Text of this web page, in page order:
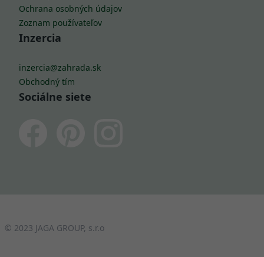
Ochrana osobných údajov
Zoznam používateľov
Inzercia
inzercia@zahrada.sk
Obchodný tím
Sociálne siete
© 2023 JAGA GROUP, s.r.o